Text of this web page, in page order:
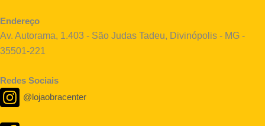
Endereço
Av. Autorama, 1.403 - São Judas Tadeu, Divinópolis - MG -
35501-221
Redes Sociais
@lojaobracenter